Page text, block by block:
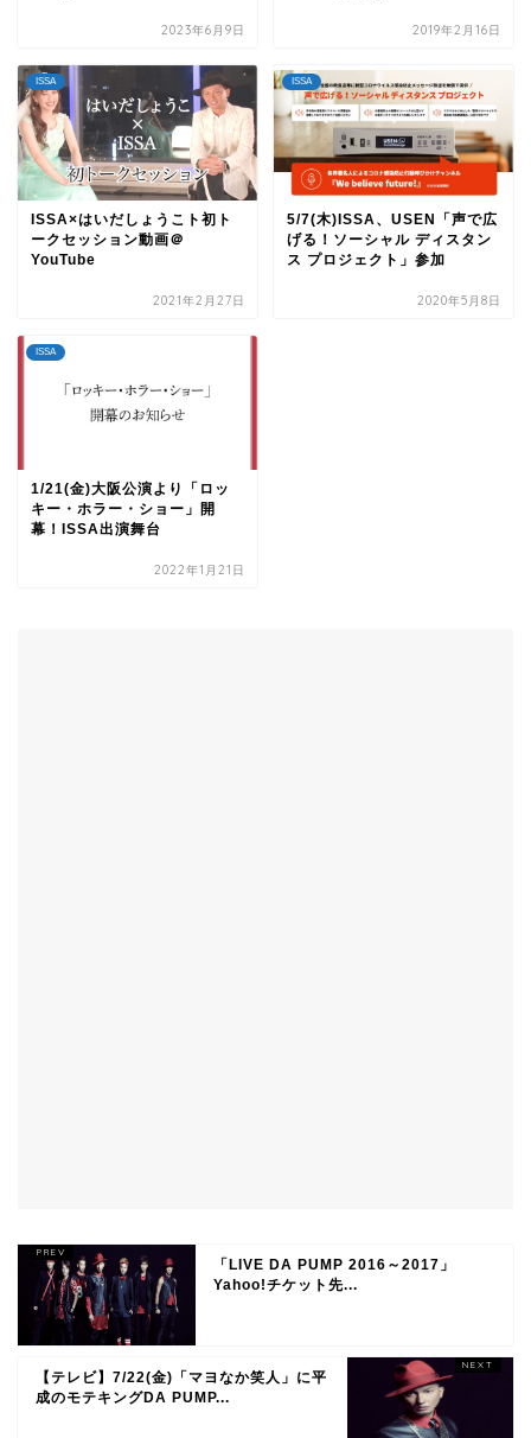
2023年6月9日 2019年2月16日
ISSA
ISSA×はいだしょうこト初ト
ークセッション動画＠
YouTube
2021年2月27日
ISSA
5/7(木)ISSA、USEN「声で広
げる！ソーシャル ディスタン
ス プロジェクト」参加
2020年5月8日
ISSA
1/21(金)大阪公演より「ロッ
キー・ホラー・ショー」開
幕！ISSA出演舞台
2022年1月21日
「LIVE DA PUMP 2016～2017」
Yahoo!チケット先...
【テレビ】7/22(金)「マヨなか笑人」に平
成のモテキングDA PUMP...